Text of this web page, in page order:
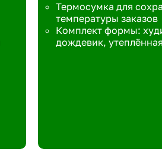
Термосумка для
температуры заказов
Комплект формы:
дождевик,